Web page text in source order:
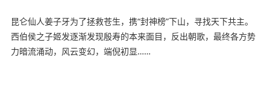
昆仑仙人姜子牙为了拯救苍生，携“封神榜”下山，寻找天下共主。
西伯侯之子姬发逐渐发现殷寿的本来面目，反出朝歌，最终各方势
力暗流涌动，风云变幻，端倪初显……